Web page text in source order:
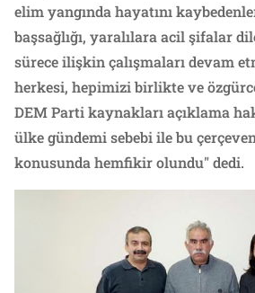
elim yangında hayatını
başsağlığı, yaralılara acil şifalar
sürece ilişkin çalışmaları devam
herkesi, hepimizi birlikte ve
DEM Parti kaynakları açıklama
ülke gündemi sebebi ile bu
konusunda hemfikir olundu" dedi.